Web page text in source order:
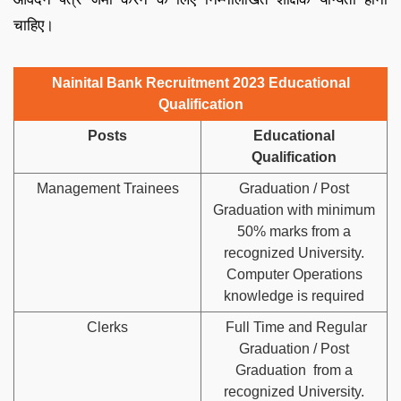
चाहिए।
Nainital Bank Recruitment 2023 Educational
Qualification
Posts
Educational
Qualification
Management Trainees
Graduation / Post
Graduation with minimum
50% marks from a
recognized University.
Computer Operations
knowledge is required
Clerks
Full Time and Regular
Graduation / Post
Graduation from a
recognized University.